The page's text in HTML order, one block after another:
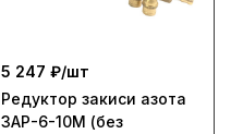
5 247 ₽/шт
Редуктор закиси азота
ЗАР-6-10М (без